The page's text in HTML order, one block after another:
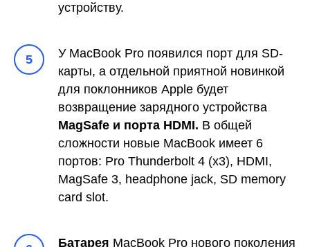
устройству.
5
У MacBook Pro появился порт для SD-
карты, а отдельной приятной новинкой
для поклонников Apple будет
возвращение зарядного устройства
MagSafe и порта HDMI. В общей
сложности новые MacBook имеет 6
портов: Pro Thunderbolt 4 (x3), HDMI,
MagSafe 3, headphone jack, SD memory
card slot.
Батарея MacBook Pro нового поколения